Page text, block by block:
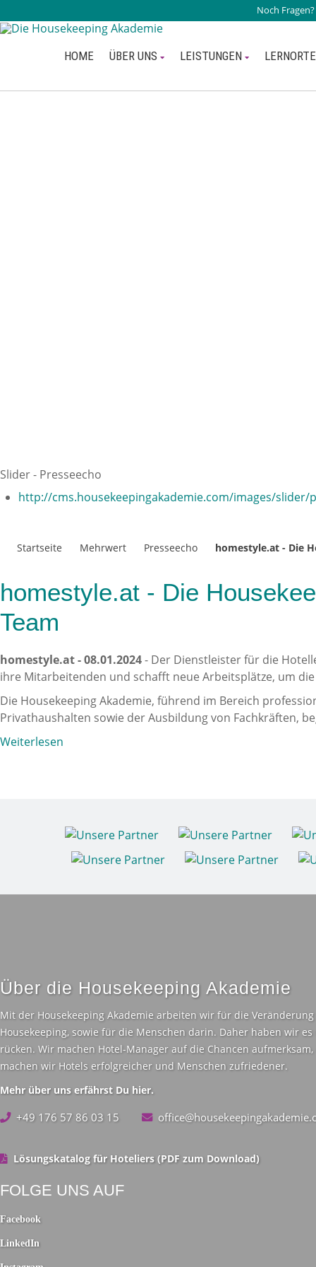
Noch
HOME ÜBER UNS LEISTUNGEN LERNORTE
Slider - Presseecho
http://cms.housekeepingakademie.com/images/slider/
Startseite Mehrwert Presseecho homestyle.at - Die
homestyle.at - Die
Team
homestyle.at - 08.01.2024- Der Dienstleister für die
ihre Mitarbeitenden und schafft neue Arbeitsplätze, um
Die Housekeeping Akademie, führend im Bereich
Privathaushalten sowie der Ausbildung von Fachkräften,
Weiterlesen
Über die Housekeeping Akademie
Mit der Housekeeping Akademie arbeiten wir für die
Housekeeping, sowie für die Menschen darin. Daher haben wir
rücken. Wir machen Hotel-Manager auf die Chancen
machen wir Hotels erfolgreicher und Menschen zufriedener.
Mehr über uns erfährst Du hier.
+49 176 57 86 03 15
Lösungskatalog für Hoteliers (PDF zum Download)
FOLGE UNS AUF
Facebook
LinkedInLinkedIn